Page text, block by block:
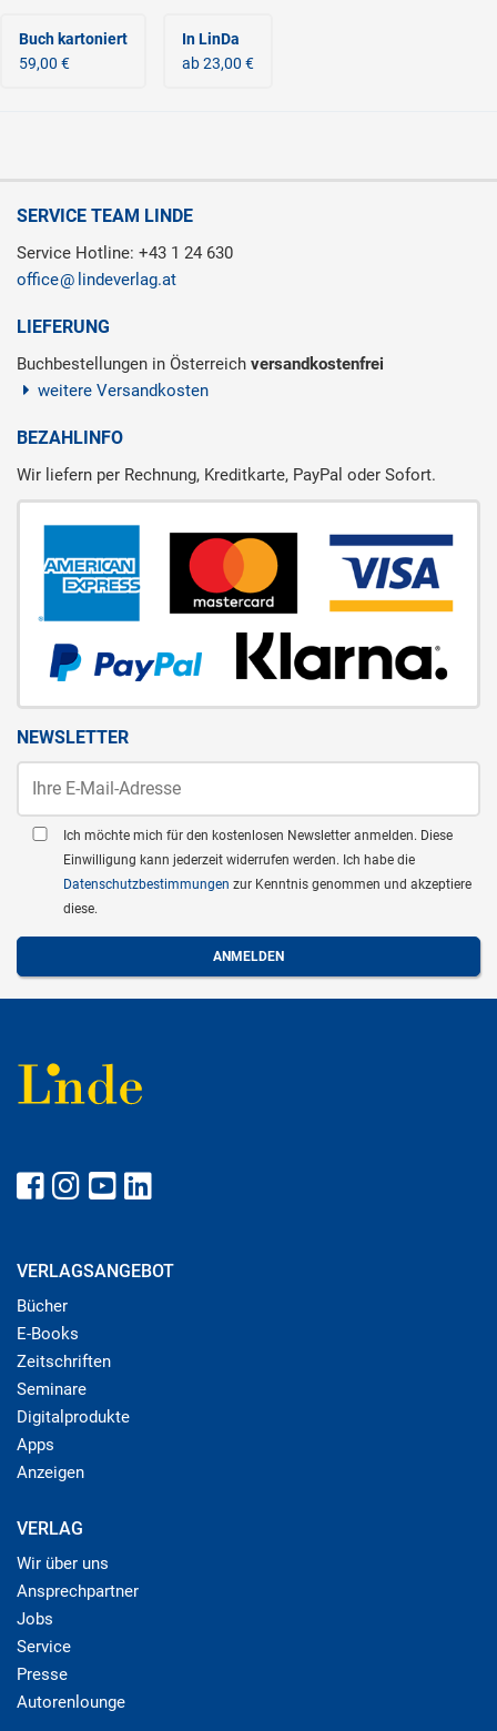
Buch kartoniert
59,00 €
In LinDa
ab 23,00 €
SERVICE TEAM LINDE
Service Hotline: +43 1 24 630
office
lindeverlag.at
LIEFERUNG
Buchbestellungen in Österreich versandkostenfrei
weitere Versandkosten
BEZAHLINFO
Wir liefern per Rechnung, Kreditkarte, PayPal oder Sofort.
NEWSLETTER
Ich möchte mich für den kostenlosen Newsletter anmelden. Diese
Einwilligung kann jederzeit widerrufen werden. Ich habe die
Datenschutzbestimmungen zur Kenntnis genommen und akzeptiere
diese.
VERLAGSANGEBOT
Bücher
E-Books
Zeitschriften
Seminare
Digitalprodukte
Apps
Anzeigen
VERLAG
Wir über uns
Ansprechpartner
Jobs
Service
Presse
Autorenlounge